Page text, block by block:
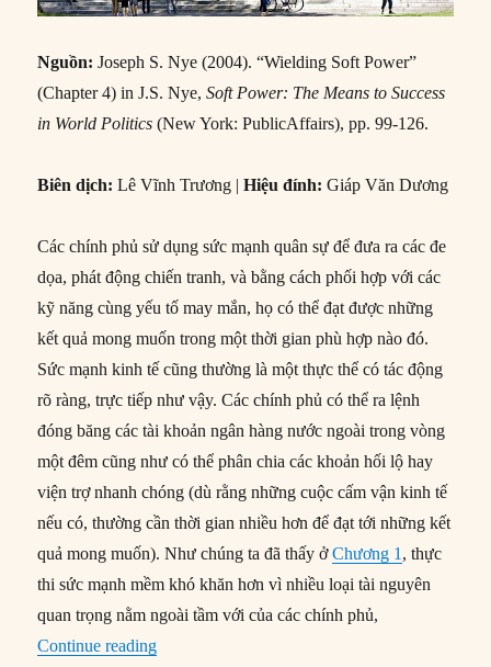
Nguồn: Joseph S. Nye (2004). “Wielding Soft Power”
(Chapter 4) in J.S. Nye,Soft Power: The Means to Success
in World Politics (New York: PublicAffairs), pp. 99-126.
Biên dịch: Lê Vĩnh Trương |Hiệu đính: Giáp Văn Dương
Các chính phủ sử dụng sức mạnh quân sự để đưa ra các đe
dọa, phát động chiến tranh, và bằng cách phối hợp với các
kỹ năng cùng yếu tố may mắn, họ có thể đạt được những
kết quả mong muốn trong một thời gian phù hợp nào đó.
Sức mạnh kinh tế cũng thường là một thực thể có tác động
rõ ràng, trực tiếp như vậy. Các chính phủ có thể ra lệnh
đóng băng các tài khoản ngân hàng nước ngoài trong vòng
một đêm cũng như có thể phân chia các khoản hối lộ hay
viện trợ nhanh chóng (dù rằng những cuộc cấm vận kinh tế
nếu có, thường cần thời gian nhiều hơn để đạt tới những kết
quả mong muốn). Như chúng ta đã thấy ởChương 1 , thực
thi sức mạnh mềm khó khăn hơn vì nhiều loại tài nguyên
quan trọng nằm ngoài tầm với của các chính phủ,
Continue reading“#30 – Thực thi sức mạnh mềm”